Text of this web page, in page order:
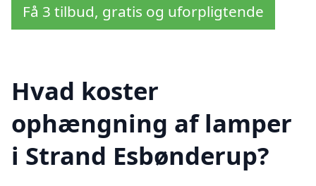
Få 3 tilbud, gratis og uforpligtende
Hvad koster
ophængning af lamper
i Strand Esbønderup?